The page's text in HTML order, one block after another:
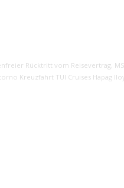
Rücktritt vom Reisevertrag,
Kreuzfahrt TUI Cruises Hapag